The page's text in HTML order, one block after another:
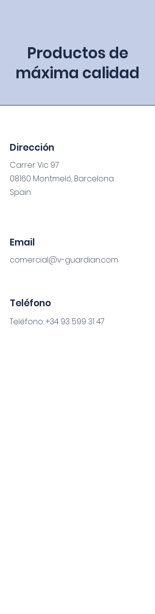
Productos de
máxima calidad
Dirección
Carrer Vic 97
08160 Montmeló, Barcelona
Spain
Email
comercial@v-guardian.com
Teléfono
Teléfono:+34 93 599 31 47